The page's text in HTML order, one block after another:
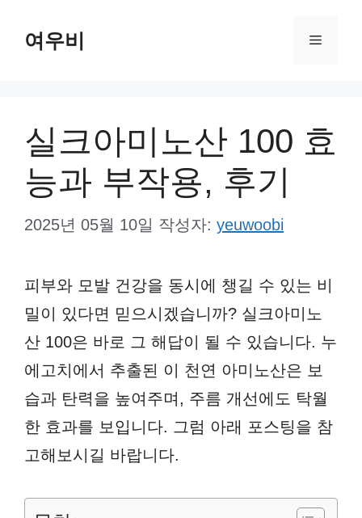
여우비 메
실크아미노산 100 효
능과 부작용, 후기
2025년 05월 10일 작성자: yeuwoobi
피부와 모발 건강을 동시에 챙길 수 있는 비
밀이 있다면 믿으시겠습니까? 실크아미노
산 100은 바로 그 해답이 될 수 있습니다. 누
에고치에서 추출된 이 천연 아미노산은 보
습과 탄력을 높여주며, 주름 개선에도 탁월
한 효과를 보입니다. 그럼 아래 포스팅을 참
고해보시길 바랍니다.